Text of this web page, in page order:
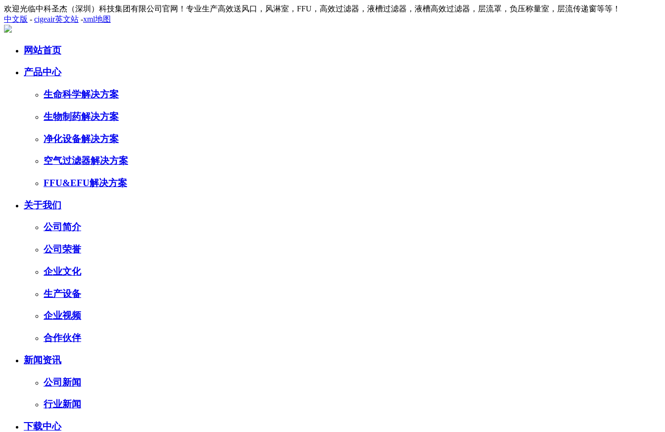
欢迎光临中科圣杰（深圳）科技集团有限公司官网！专业生产高效送风口，风淋室，FFU，高效过滤器，液槽过滤器，液槽高效过滤器，层流罩，负压称量室，层流传递窗等等！
中文版 - cigeair英文站 -xml地图
网站首页
产品中心
生命科学解决方案
生物制药解决方案
净化设备解决方案
空气过滤器解决方案
FFU&EFU解决方案
关于我们
公司简介
公司荣誉
企业文化
生产设备
企业视频
合作伙伴
新闻资讯
公司新闻
行业新闻
下载中心